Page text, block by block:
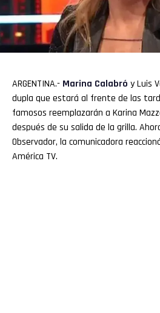
ARGENTINA.- Marina Calabró y Luis
dupla que estará al frente de las
famosos reemplazarán a Karina
después de su salida de la grilla.
Observador, la comunicadora
América TV.